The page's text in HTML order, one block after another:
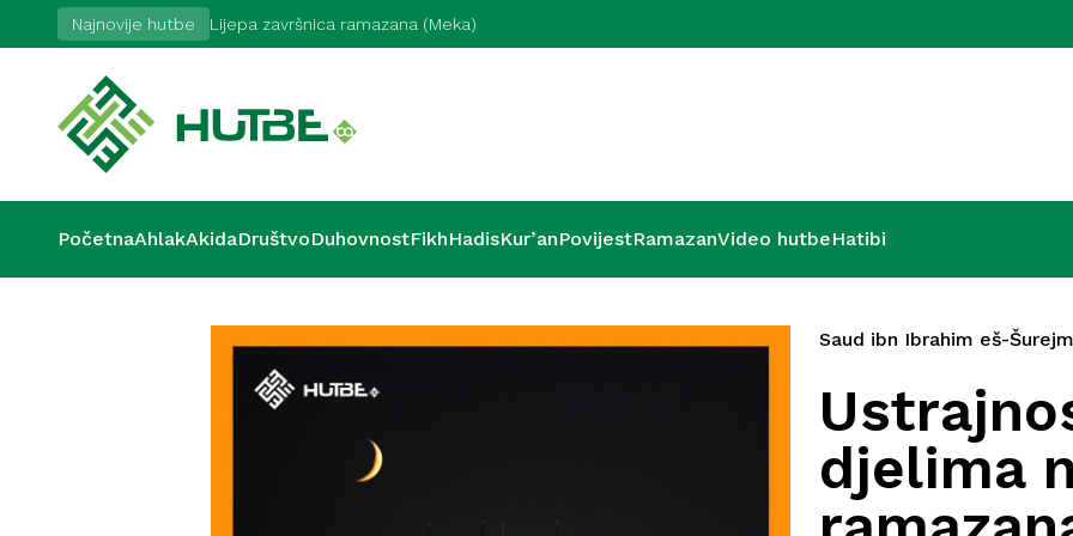
Najnovije hutbe
7. 2026 Lijepa završnica ramazana (Meka) Zadnjih
PočetnaAhlakAkidaDruštvoDuhovnostFikhHadisKur’anPovijestRamazanVideo hutbeHatibi
Saud ibn Ibrahim eš-Šurejm
djelima